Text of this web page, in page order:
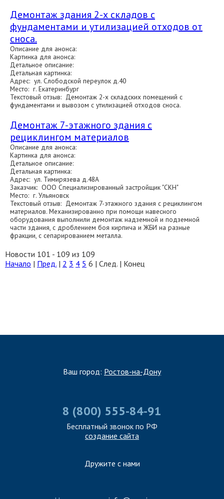
Демонтаж здания 2-х складов с
фундаментами и утилизацией отходов от
сноса.
Описание для анонса:
Картинка для анонса:
Детальное описание:
Детальная картинка:
Адрес: ул. Слободской переулок д.40
Место: г. Екатеринбург
Текстовый отзыв: Демонтаж 2-х складских помещений с
фундаментами и вывозом с утилизацией отходов сноса.
Демонтаж 7-этажного здания с
рециклингом материалов
Описание для анонса:
Картинка для анонса:
Детальное описание:
Детальная картинка:
Адрес: ул. Тимирязева д.48А
Заказчик: ООО Специализированный застройщик "СКН"
Место: г. Ульяновск
Текстовый отзыв: Демонтаж 7-этажного здания с рециклингом
материалов. Механизированно при помощи навесного
оборудования выполнили демонтаж надземной и подземной
части здания, с дроблением боя кирпича и ЖБИ на разные
фракции, с сепарированием металла.
Новости 101 - 109 из 109
Начало | Пред. | 2 3 4 5 6 | След. | Конец
Ваш город: Ростов-на-Дону
8 (800) 555-84-91
Бесплатный звонок по РФ
создание сайта
Дружите с нами